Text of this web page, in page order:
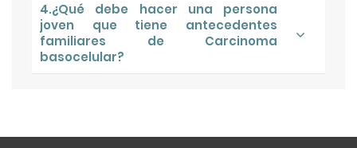
4.¿Qué debe hacer una persona
joven que tiene antecedentes
familiares de Carcinoma
basocelular?